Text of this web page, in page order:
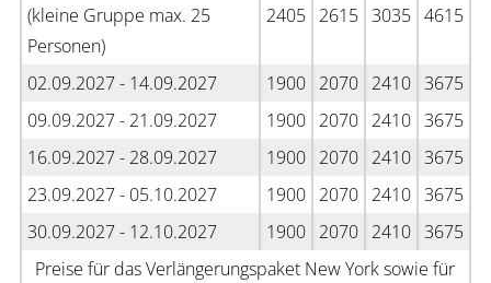
(kleine Gruppe max. 25
Personen)
2405 2615 3035 4615
02.09.2027 - 14.09.2027 1900 2070 2410 3675
09.09.2027 - 21.09.2027
1900 2070 2410 3675
16.09.2027 - 28.09.2027
1900 2070 2410 3675
23.09.2027 - 05.10.2027
1900 2070 2410 3675
30.09.2027 - 12.10.2027
1900 2070 2410 3675
Preise für das Verlängerungspaket New York sowie für